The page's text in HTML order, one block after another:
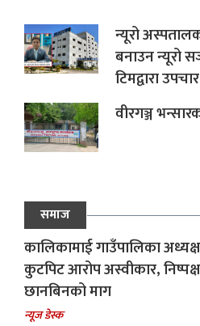
न्यूरो
बनाउन न्यूरो
टिमद्वारा उपचार
वीरगञ्ज
समाज
कालिकामाई गाउँपालिका
कुटपिट आरोप अस्वीकार, निष्पक्ष
छानबिनको माग
न्यूज डेस्क